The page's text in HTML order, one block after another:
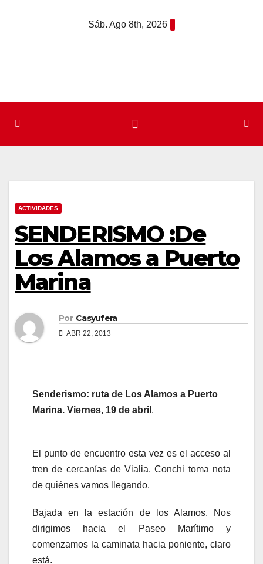
Sáb. Ago 8th, 2026
ACTIVIDADES
SENDERISMO :De
Los Alamos a Puerto
Marina
Por Casyufera
ABR 22, 2013
Senderismo: ruta de Los Alamos a Puerto
Marina. Viernes, 19 de abril .
El punto de encuentro esta vez es el acceso al
tren de cercanías de Vialia. Conchi toma nota
de quiénes vamos llegando.
Bajada en la estación de los Alamos. Nos
dirigimos hacia el Paseo Marítimo y
comenzamos la caminata hacia poniente, claro
está.